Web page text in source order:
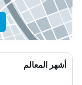
أشهر المعالم